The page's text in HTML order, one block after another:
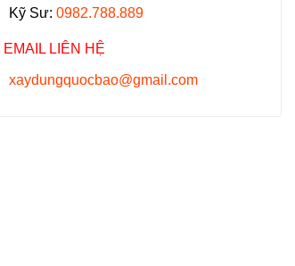
Kỹ Sư: 0982.788.889
EMAIL LIÊN HỆ
xaydungquocbao@gmail.com